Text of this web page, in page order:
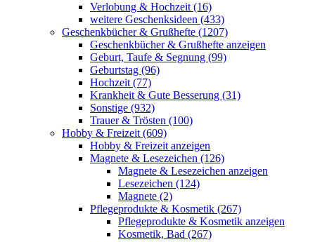
Verlobung & Hochzeit (16)
weitere Geschenksideen (433)
Geschenkbücher & Grußhefte (1207)
Geschenkbücher & Grußhefte anzeigen
Geburt, Taufe & Segnung (99)
Geburtstag (96)
Hochzeit (77)
Krankheit & Gute Besserung (31)
Sonstige (932)
Trauer & Trösten (100)
Hobby & Freizeit (609)
Hobby & Freizeit anzeigen
Magnete & Lesezeichen (126)
Magnete & Lesezeichen anzeigen
Lesezeichen (124)
Magnete (2)
Pflegeprodukte & Kosmetik (267)
Pflegeprodukte & Kosmetik anzeigen
Kosmetik, Bad (267)